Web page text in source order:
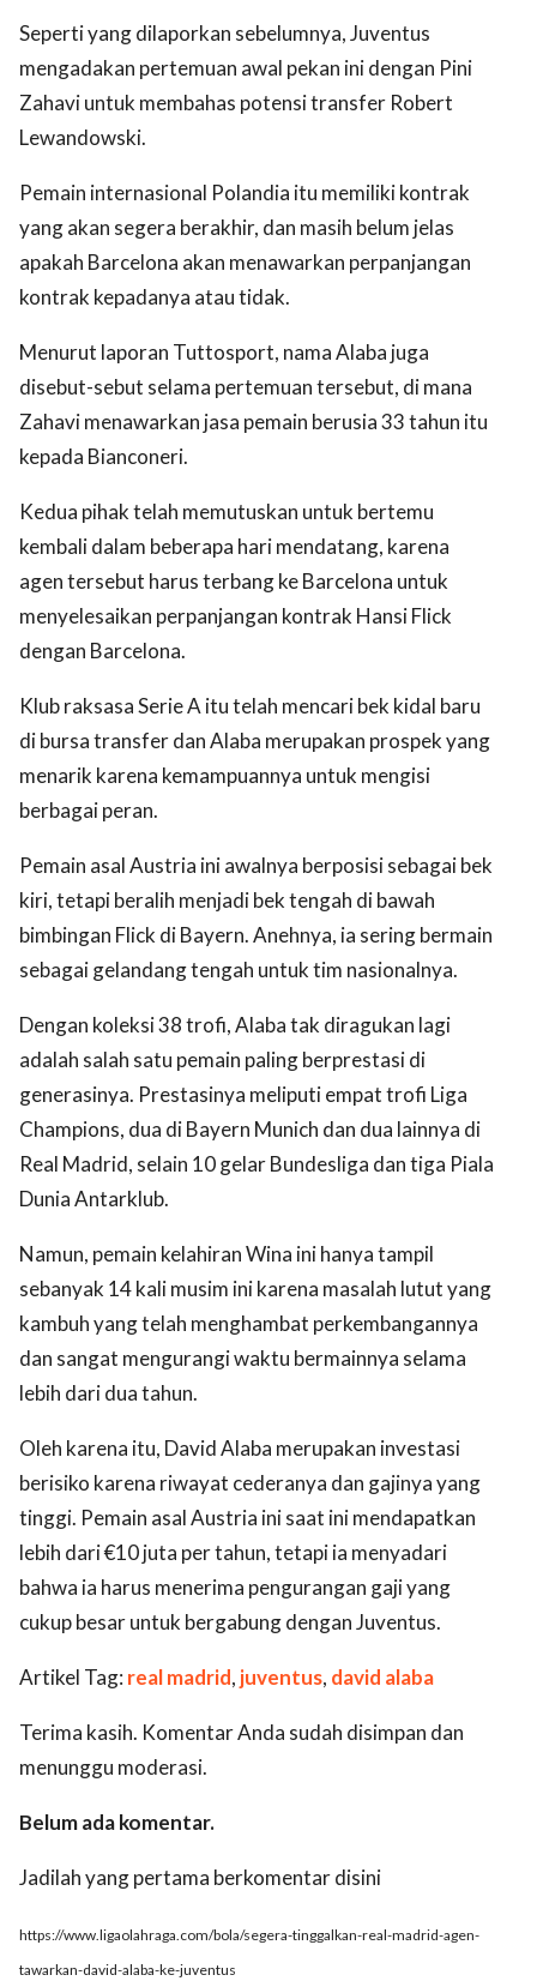
Seperti yang dilaporkan sebelumnya, Juventus
mengadakan pertemuan awal pekan ini dengan Pini
Zahavi untuk membahas potensi transfer Robert
Lewandowski.
Pemain internasional Polandia itu memiliki kontrak
yang akan segera berakhir, dan masih belum jelas
apakah Barcelona akan menawarkan perpanjangan
kontrak kepadanya atau tidak.
Menurut laporan Tuttosport, nama Alaba juga
disebut-sebut selama pertemuan tersebut, di mana
Zahavi menawarkan jasa pemain berusia 33 tahun itu
kepada Bianconeri.
Kedua pihak telah memutuskan untuk bertemu
kembali dalam beberapa hari mendatang, karena
agen tersebut harus terbang ke Barcelona untuk
menyelesaikan perpanjangan kontrak Hansi Flick
dengan Barcelona.
Klub raksasa Serie A itu telah mencari bek kidal baru
di bursa transfer dan Alaba merupakan prospek yang
menarik karena kemampuannya untuk mengisi
berbagai peran.
Pemain asal Austria ini awalnya berposisi sebagai bek
kiri, tetapi beralih menjadi bek tengah di bawah
bimbingan Flick di Bayern. Anehnya, ia sering bermain
sebagai gelandang tengah untuk tim nasionalnya.
Dengan koleksi 38 trofi, Alaba tak diragukan lagi
adalah salah satu pemain paling berprestasi di
generasinya. Prestasinya meliputi empat trofi Liga
Champions, dua di Bayern Munich dan dua lainnya di
Real Madrid, selain 10 gelar Bundesliga dan tiga Piala
Dunia Antarklub.
Namun, pemain kelahiran Wina ini hanya tampil
sebanyak 14 kali musim ini karena masalah lutut yang
kambuh yang telah menghambat perkembangannya
dan sangat mengurangi waktu bermainnya selama
lebih dari dua tahun.
Oleh karena itu, David Alaba merupakan investasi
berisiko karena riwayat cederanya dan gajinya yang
tinggi. Pemain asal Austria ini saat ini mendapatkan
lebih dari €10 juta per tahun, tetapi ia menyadari
bahwa ia harus menerima pengurangan gaji yang
cukup besar untuk bergabung dengan Juventus.
Artikel Tag: real madrid, juventus, david alaba
Terima kasih. Komentar Anda sudah disimpan dan
menunggu moderasi.
Belum ada komentar.
Jadilah yang pertama berkomentar disini
https://www.ligaolahraga.com/bola/segera-tinggalkan-real-madrid-agen-
tawarkan-david-alaba-ke-juventus